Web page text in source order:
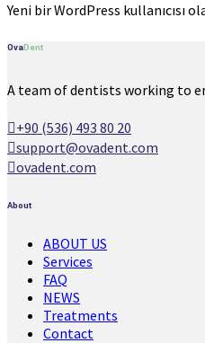
Yeni bir WordPress kullanıcısı
OvaDent
A team of dentists working to
+90 (536) 493 80 20
support@ovadent.com
ovadent.com
About
ABOUT US
Services
FAQ
NEWS
Treatments
Contact